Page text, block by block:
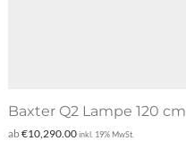
Baxter Q2 Lampe 120 cm
ab€10,290.00inkl. 19% MwSt.